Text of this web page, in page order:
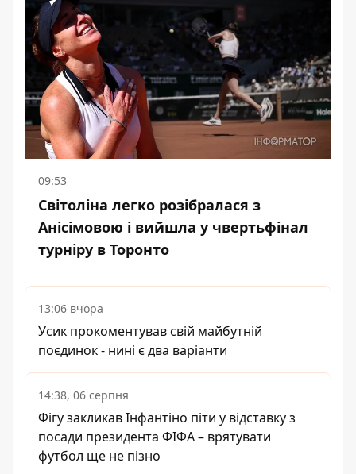
09:53
Світоліна легко розібралася з
Анісімовою і вийшла у чвертьфінал
турніру в Торонто
13:06 вчора
Усик прокоментував свій майбутній
поєдинок - нині є два варіанти
14:38, 06 серпня
Фігу закликав Інфантіно піти у відставку з
посади президента ФІФА – врятувати
футбол ще не пізно